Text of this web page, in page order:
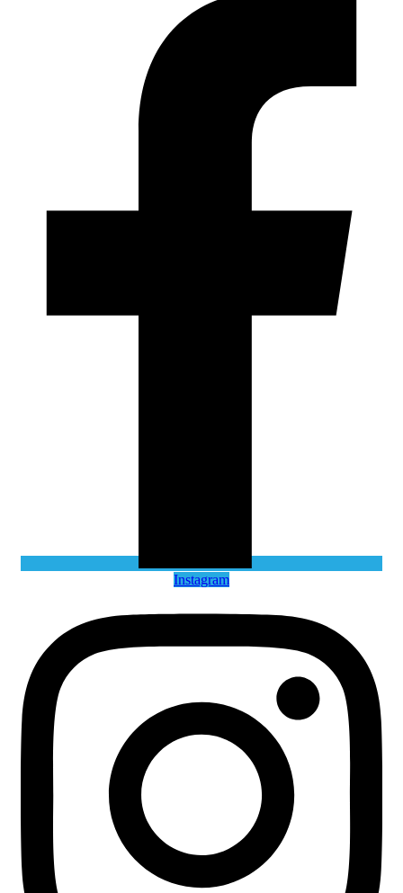
Instagram